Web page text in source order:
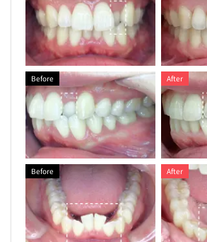
Before After
Before After